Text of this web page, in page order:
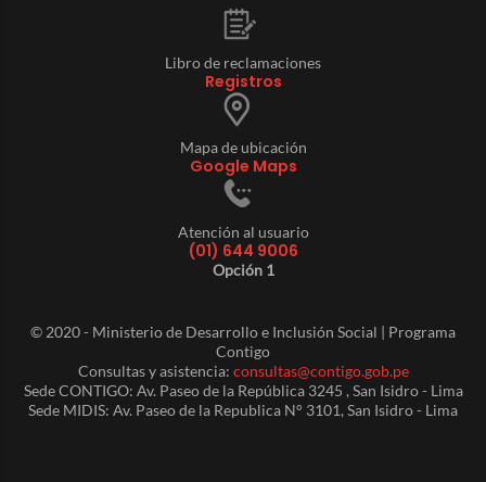
Libro de reclamaciones
Registros
Mapa de ubicación
Google Maps
Atención al usuario
(01) 644 9006
Opción 1
© 2020 - Ministerio de Desarrollo e Inclusión Social | Programa
Contigo
Consultas y asistencia: consultas@contigo.gob.pe
Sede CONTIGO: Av. Paseo de la República 3245 , San Isidro - Lima
Sede MIDIS: Av. Paseo de la Republica N° 3101, San Isidro - Lima